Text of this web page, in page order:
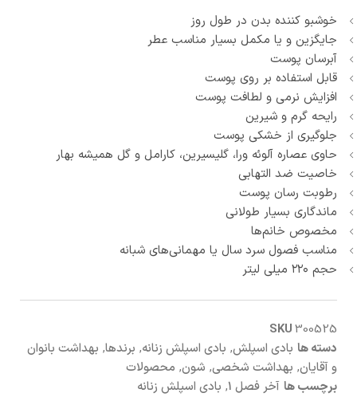
خوشبو کننده بدن در طول روز
جایگزین و یا مکمل بسیار مناسب عطر
آبرسان پوست
قابل استفاده بر روی پوست
افزایش نرمی و لطافت پوست
رایحه گرم و شیرین
جلوگیری از خشکی پوست
حاوی عصاره آلوئه ورا، گلیسیرین، کارامل و گل همیشه بهار
خاصیت ضد التهابی
رطوبت رسان پوست
ماندگاری بسیار طولانی
مخصوص خانم‌ها
مناسب فصول سرد سال یا مهمانی‌های شبانه
حجم ۲۲۰ میلی لیتر
SKU300525
دسته ها بادی اسپلش, بادی اسپلش زنانه, برندها, بهداشت بانوان
و آقایان, بهداشت شخصی, شون, محصولات
برچسب ها آخر فصل 1 , بادی اسپلش زنانه